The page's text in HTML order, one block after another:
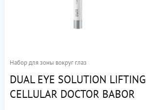
Набор для зоны вокруг глаз
DUAL EYE SOLUTION LIFTING
CELLULAR DOCTOR BABOR